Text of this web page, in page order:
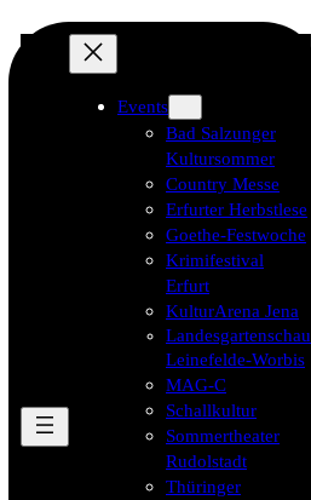
Events
Bad Salzunger
Kultursommer
Country Messe
Erfurter Herbstlese
Goethe-Festwoche
Krimifestival
Erfurt
KulturArena Jena
Landesgartenschau
Leinefelde-Worbis
MAG-C
Schallkultur
Sommertheater
Rudolstadt
Thüringer